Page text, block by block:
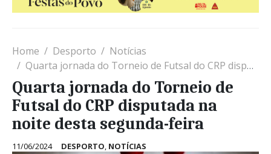
Home Desporto
Notícias
Quarta jornada do Torneio de Futsal do CRP disputada na noite desta segunda-feira
Quarta jornada do Torneio de
Futsal do CRP disputada na
noite desta segunda-feira
11/06/2024 DESPORTO, NOTÍCIAS